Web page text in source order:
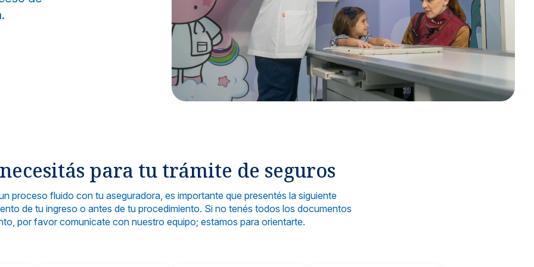
en todas las etapas de la mujer. Salud auditiva y respiratoria en manos de especialistas.
Urología General
Especialistas en riñones, próstata y vías urinarias.
integral de enfermedades digestivas.
Todas las especialidades
Listado completo de especialidades.
Cuidado integral para mamá y bebé.
servicios para una experiencia médica clara y confiable. Coberturas médicas con aseguradoras nacionales e internacionales.
Contraloría de servicios
para tu trámite de seguros
proceso fluido con tu aseguradora, es importante que presentés la siguiente
de tu ingreso o antes de tu procedimiento. Si no tenés todos los documentos
por favor comunicate con nuestro equipo; estamos para orientarte.